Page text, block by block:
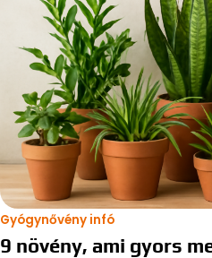
Gyógynővény infó
9 növény, ami gyors